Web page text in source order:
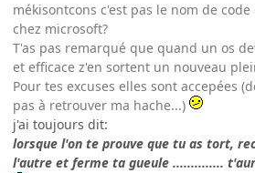
mékisontcons c'est pas le nom de
chez microsoft?
T'as pas remarqué que quand un os
et efficace z'en sortent un nouveau
Pour tes excuses elles sont accepées
pas à retrouver ma hache...)
j'ai toujours dit:
lorsque l'on te prouve que tu as tort,
l'autre et ferme ta gueule ..............